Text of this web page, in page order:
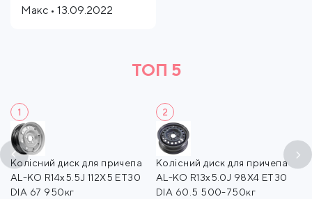
Макс • 13.09.2022
ТОП 5
1
Колісний диск для причепа
AL-KO R14x5.5J 112X5 ET30
DIA 67 950кг
2
Колісний диск для причепа
AL-KO R13x5.0J 98X4 ET30
DIA 60.5 500-750кг